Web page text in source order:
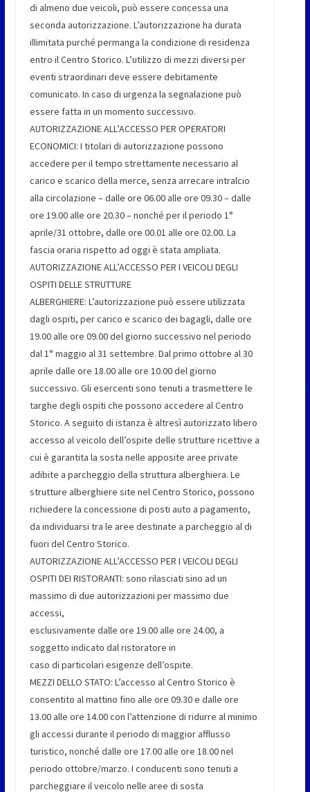
di almeno due veicoli, può essere concessa una
seconda autorizzazione. L’autorizzazione ha durata
illimitata purché permanga la condizione di residenza
entro il Centro Storico. L’utilizzo di mezzi diversi per
eventi straordinari deve essere debitamente
comunicato. In caso di urgenza la segnalazione può
essere fatta in un momento successivo.
AUTORIZZAZIONE ALL’ACCESSO PER OPERATORI
ECONOMICI: I titolari di autorizzazione possono
accedere per il tempo strettamente necessario al
carico e scarico della merce, senza arrecare intralcio
alla circolazione – dalle ore 06.00 alle ore 09.30 – dalle
ore 19.00 alle ore 20.30 – nonché per il periodo 1°
aprile/31 ottobre, dalle ore 00.01 alle ore 02.00. La
fascia oraria rispetto ad oggi è stata ampliata.
AUTORIZZAZIONE ALL’ACCESSO PER I VEICOLI DEGLI
OSPITI DELLE STRUTTURE
ALBERGHIERE: L’autorizzazione può essere utilizzata
dagli ospiti, per carico e scarico dei bagagli, dalle ore
19.00 alle ore 09.00 del giorno successivo nel periodo
dal 1° maggio al 31 settembre. Dal primo ottobre al 30
aprile dalle ore 18.00 alle ore 10.00 del giorno
successivo. Gli esercenti sono tenuti a trasmettere le
targhe degli ospiti che possono accedere al Centro
Storico. A seguito di istanza è altresì autorizzato libero
accesso al veicolo dell’ospite delle strutture ricettive a
cui è garantita la sosta nelle apposite aree private
adibite a parcheggio della struttura alberghiera. Le
strutture alberghiere site nel Centro Storico, possono
richiedere la concessione di posti auto a pagamento,
da individuarsi tra le aree destinate a parcheggio al di
fuori del Centro Storico.
AUTORIZZAZIONE ALL’ACCESSO PER I VEICOLI DEGLI
OSPITI DEI RISTORANTI: sono rilasciati sino ad un
massimo di due autorizzazioni per massimo due
accessi,
esclusivamente dalle ore 19.00 alle ore 24.00, a
soggetto indicato dal ristoratore in
caso di particolari esigenze dell’ospite.
MEZZI DELLO STATO: L’accesso al Centro Storico è
consentito al mattino fino alle ore 09.30 e dalle ore
13.00 alle ore 14.00 con l’attenzione di ridurre al minimo
gli accessi durante il periodo di maggior afflusso
turistico, nonché dalle ore 17.00 alle ore 18.00 nel
periodo ottobre/marzo. I conducenti sono tenuti a
parcheggiare il veicolo nelle aree di sosta